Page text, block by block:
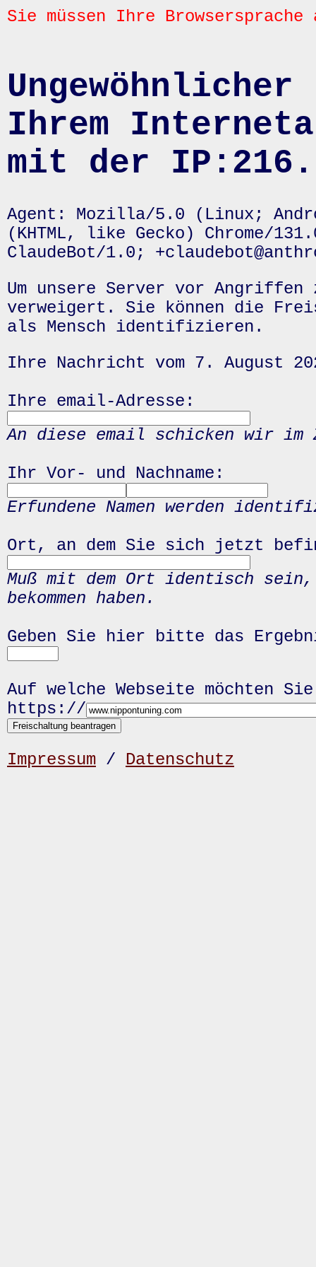
Sie müssen Ihre
Ihrem
mit der
Agent: Mozilla/5.0 (Linux;
(KHTML, like Gecko) Chrome/
ClaudeBot/1.0;
Um unsere Server vor
verweigert. Sie können die
als Mensch identifizieren.
Ihre Nachricht vom 7. August
Ihre email-Adresse:
An diese email schicken wir
Ihr Vor- und Nachname:
Erfundene Namen werden
Ort, an dem Sie sich jetzt
Muß mit dem Ort identisch
bekommen haben.
Geben Sie hier bitte das
Auf welche Webseite möchten
https://
Impressum / Datenschutz